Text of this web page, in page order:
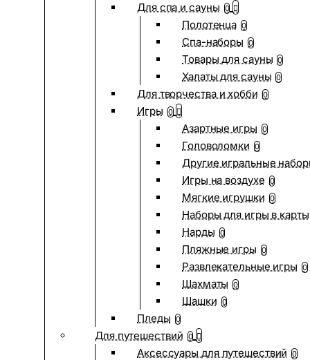
Для спа и сауны 0
Полотенца 0
Спа-наборы 0
Товары для сауны 0
Халаты для сауны 0
Для творчества и хобби 0
Игры 0
Азартные игры 0
Головоломки 0
Другие игральные
Игры на воздухе 0
Мягкие игрушки 0
Наборы для игры в карты
Нарды 0
Пляжные игры 0
Развлекательные игры 0
Шахматы 0
Шашки 0
Пледы 0
Для путешествий 0
Аксессуары для путешествий 0